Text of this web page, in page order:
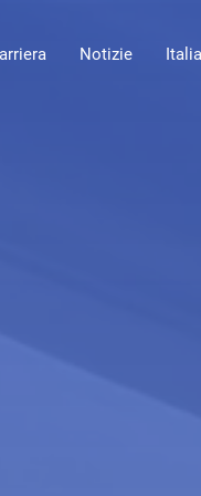
Notizie